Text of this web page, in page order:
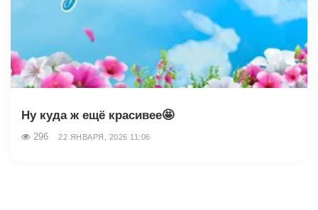
Ну куда ж ещё красивее🤩
296 22 ЯНВАРЯ, 2026 11:06